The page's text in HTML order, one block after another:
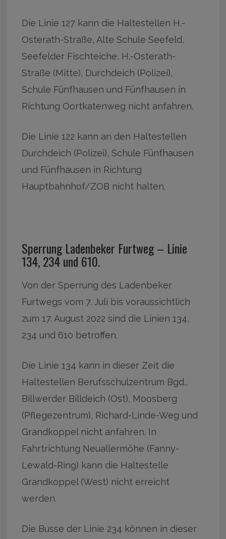
Die Linie 127 kann die Haltestellen H.-
Osterath-Straße, Alte Schule Seefeld,
Seefelder Fischteiche, H.-Osterath-
Straße (Mitte), Durchdeich (Polizei),
Schule Fünfhausen und Fünfhausen in
Richtung Oortkatenweg nicht anfahren.
Die Linie 122 kann an den Haltestellen
Durchdeich (Polizei), Schule Fünfhausen
und Fünfhausen in Richtung
Hauptbahnhof/ZOB nicht halten.
Sperrung Ladenbeker Furtweg – Linie
134, 234 und 610.
Von der Sperrung des Ladenbeker
Furtwegs vom 7. Juli bis voraussichtlich
zum 17. August 2022 sind die Linien 134,
234 und 610 betroffen.
Die Linie 134 kann in dieser Zeit die
Haltestellen Berufsschulzentrum Bgd.,
Billwerder Billdeich (Ost), Moosberg
(Pflegezentrum), Richard-Linde-Weg und
Grandkoppel nicht anfahren. In
Fahrtrichtung Neuallermöhe (Fanny-
Lewald-Ring) kann die Haltestelle
Grandkoppel (West) nicht erreicht
werden.
Die Busse der Linie 234 können in dieser